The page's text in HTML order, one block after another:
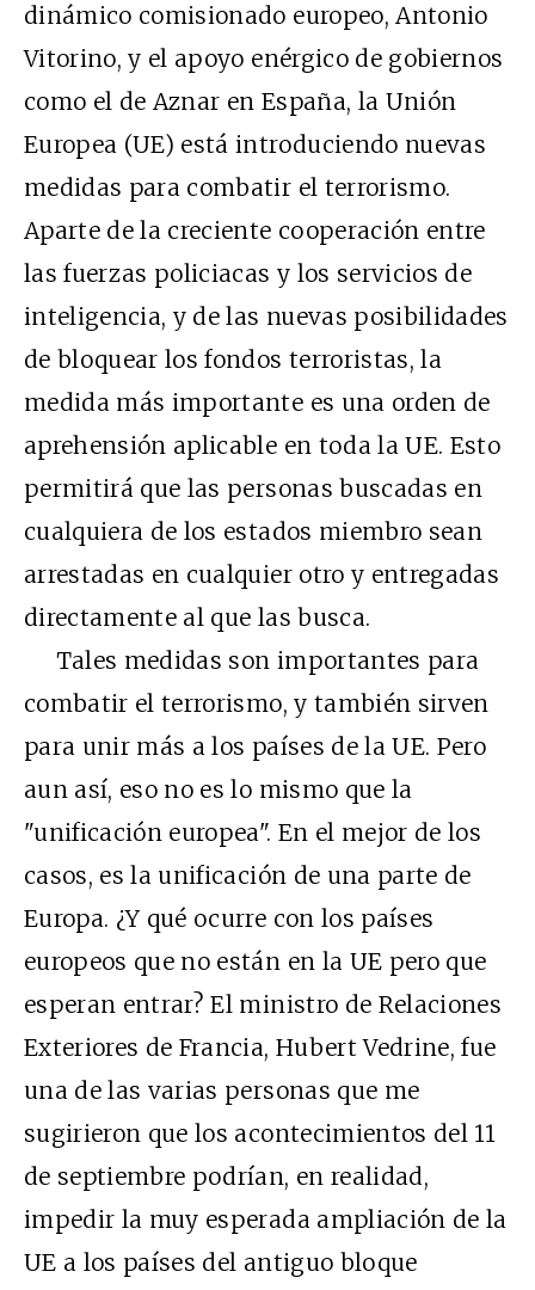
dinámico comisionado europeo, Antonio
Vitorino, y el apoyo enérgico de gobiernos
como el de Aznar en España, la Unión
Europea (UE) está introduciendo nuevas
medidas para combatir el terrorismo.
Aparte de la creciente cooperación entre
las fuerzas policiacas y los servicios de
inteligencia, y de las nuevas posibilidades
de bloquear los fondos terroristas, la
medida más importante es una orden de
aprehensión aplicable en toda la UE. Esto
permitirá que las personas buscadas en
cualquiera de los estados miembro sean
arrestadas en cualquier otro y entregadas
directamente al que las busca.
Tales medidas son importantes para
combatir el terrorismo, y también sirven
para unir más a los países de la UE. Pero
aun así, eso no es lo mismo que la
"unificación europea". En el mejor de los
casos, es la unificación de una parte de
Europa. ¿Y qué ocurre con los países
europeos que no están en la UE pero que
esperan entrar? El ministro de Relaciones
Exteriores de Francia, Hubert Vedrine, fue
una de las varias personas que me
sugirieron que los acontecimientos del 11
de septiembre podrían, en realidad,
impedir la muy esperada ampliación de la
UE a los países del antiguo bloque